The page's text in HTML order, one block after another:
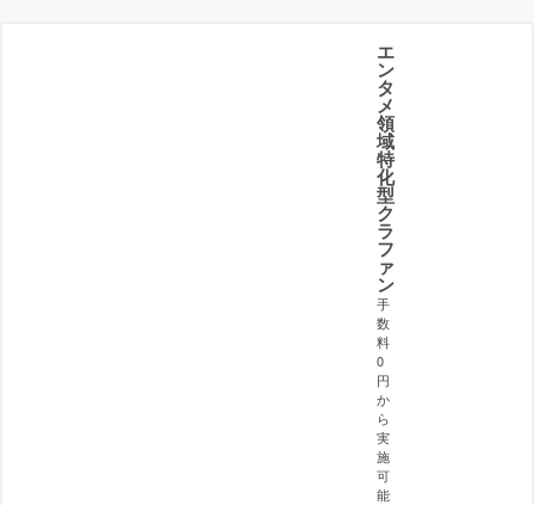
エ
ン
タ
メ
領
域
特
化
型
ク
ラ
フ
ァ
ン
手
数
料
0
円
か
ら
実
施
可
能